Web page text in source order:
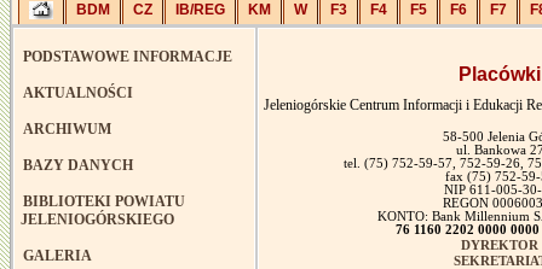
BDM CZ IB/REG KM W F3 F4 F5 F6 F7
PODSTAWOWE INFORMACJE
AKTUALNOŚCI
ARCHIWUM
BAZY DANYCH
BIBLIOTEKI POWIATU
JELENIOGÓRSKIEGO
GALERIA
Placówki
Jeleniogórskie Centrum Informacji i Edukacji
58-500 Jelenia
ul. Bankowa
tel. (75) 752-59-57, 752-59-26,
fax (75) 752-59-
NIP 611-005-
REGON
KONTO: Bank Millennium
76 1160 2202 0000
DYREKTOR